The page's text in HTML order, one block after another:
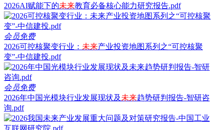
2026AI赋能下的未来教育必备核心能力研究报告.pdf
会员免费
2026可控核聚变行业： 未来产业投资地图系列之“可控核聚
变”-中信建投.pdf
会员免费
2026年中国光模块行业发展现状及 未来趋势研判报告-智研咨
询.pdf